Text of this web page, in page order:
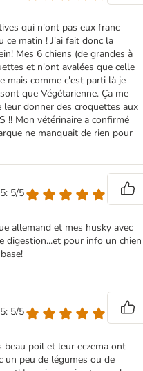
qui n'ont pas eux franc
ce matin ! J'ai fait donc la
Mes 6 chiens (de grandes à
et n'ont avalées que celle
mais comme c'est parti là je
que Végétarienne. Ça me
leur donner des croquettes aux
!! Mon vétérinaire a confirmé
ne manquait de rien pour
5/5
allemand et mes husky avec
digestion...et pour info un chien
5/5
poil et leur eczema ont
un peu de légumes ou de